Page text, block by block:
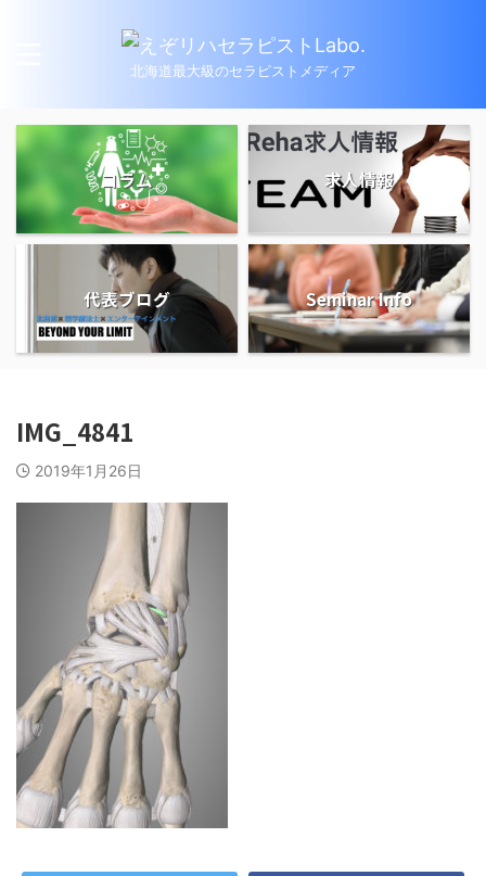
北海道最大級のセラピストメディア
コラム 求人情報
代表ブログ Seminar Info
IMG_4841
2019年1月26日